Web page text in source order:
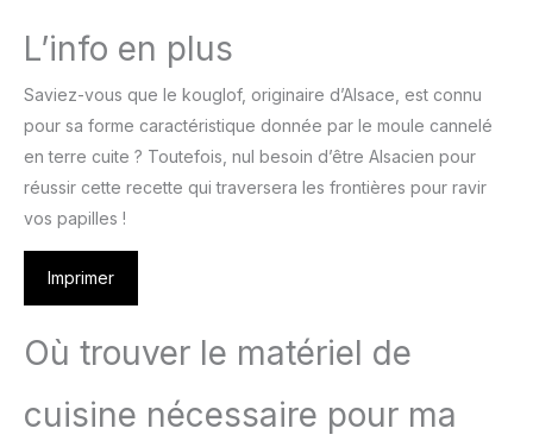
L’info en plus
Saviez-vous que le kouglof, originaire d’Alsace, est connu
pour sa forme caractéristique donnée par le moule cannelé
en terre cuite ? Toutefois, nul besoin d’être Alsacien pour
réussir cette recette qui traversera les frontières pour ravir
vos papilles !
Imprimer
Où trouver le matériel de
cuisine nécessaire pour ma